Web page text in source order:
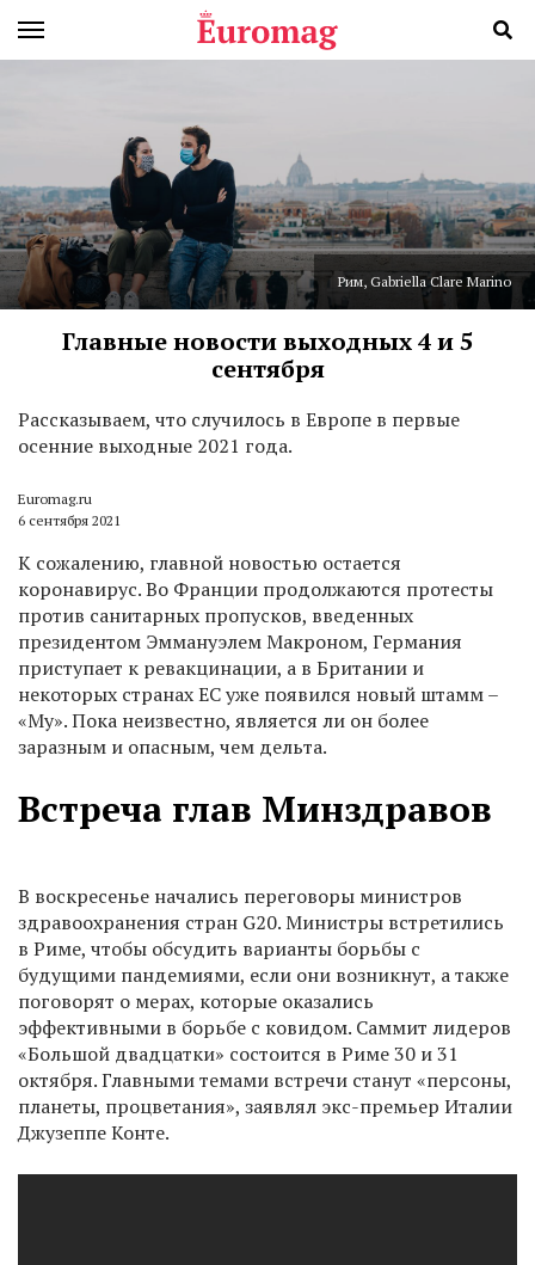
Рим, Gabriella Clare Marino
Главные новости выходных 4 и 5
сентября
Рассказываем, что случилось в Европе в первые
осенние выходные 2021 года.
Euromag.ru
6 сентября 2021
К сожалению, главной новостью остается
коронавирус. Во Франции продолжаются протесты
против санитарных пропусков, введенных
президентом Эммануэлем Макроном, Германия
приступает к ревакцинации, а в Британии и
некоторых странах ЕС уже появился новый штамм –
«Му». Пока неизвестно, является ли он более
заразным и опасным, чем дельта.
Встреча глав Минздравов
В воскресенье начались переговоры министров
здравоохранения стран G20. Министры встретились
в Риме, чтобы обсудить варианты борьбы с
будущими пандемиями, если они возникнут, а также
поговорят о мерах, которые оказались
эффективными в борьбе с ковидом. Саммит лидеров
«Большой двадцатки» состоится в Риме 30 и 31
октября. Главными темами встречи станут «персоны,
планеты, процветания», заявлял экс-премьер Италии
Джузеппе Конте.